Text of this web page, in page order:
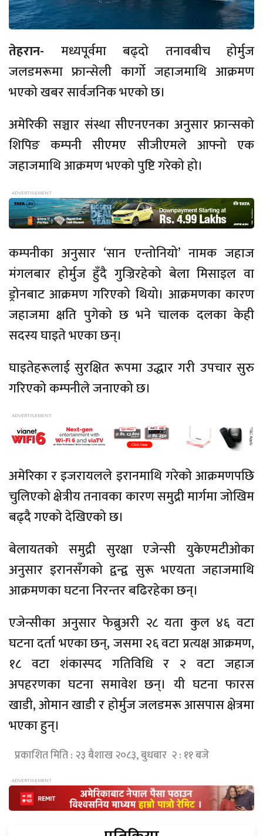
तेहरान- मध्यपूर्वमा बढ्दो तनावबीच होर्मुज
जलडमरूमा फ्रान्सेली कार्गो जहाजमाथि आक्रमण
भएको खबर सार्वजनिक भएको छ।
अमेरिकी सञ्चार संस्था सीएनएनका अनुसार फ्रान्सको
शिपिङ कम्पनी सीएमए सीजीएमले आफ्नो एक
जहाजमाथि आक्रमण भएको पुष्टि गरेको हो।
कम्पनीका अनुसार ‘सान एन्तोनियो’ नामक जहाज
मंगलबार होर्मुज हुँदै गुज्रिरहेको बेला मिसाइल वा
ड्रोनबाट आक्रमण गरिएको थियो। आक्रमणका कारण
जहाजमा क्षति पुगेको छ भने चालक दलका केही
सदस्य घाइते भएका छन्।
घाइतेहरूलाई सुरक्षित रूपमा उद्धार गरी उपचार सुरु
गरिएको कम्पनीले जनाएको छ।
अमेरिका र इजरायलले इरानमाथि गरेको आक्रमणपछि
चुलिएको क्षेत्रीय तनावका कारण समुद्री मार्गमा जोखिम
बढ्दै गएको देखिएको छ।
बेलायतको समुद्री सुरक्षा एजेन्सी युकेएमटीओका
अनुसार इरानसँगको द्वन्द्व सुरू भएयता जहाजमाथि
आक्रमणका घटना निरन्तर बढिरहेका छन्।
एजेन्सीका अनुसार फेब्रुअरी २८ यता कुल ४६ वटा
घटना दर्ता भएका छन्, जसमा २६ वटा प्रत्यक्ष आक्रमण,
१८ वटा शंकास्पद गतिविधि र २ वटा जहाज
अपहरणका घटना समावेश छन्। यी घटना फारस
खाडी, ओमान खाडी र होर्मुज जलडमरू आसपास क्षेत्रमा
भएका हुन्।
प्रकाशित मिति : २३ बैशाख २०८३, बुधबार २ : ११ बजे